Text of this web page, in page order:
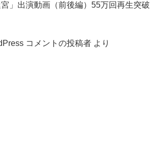
宮」出演動画（前後編）55万回再生突破
コメントの投稿者 より